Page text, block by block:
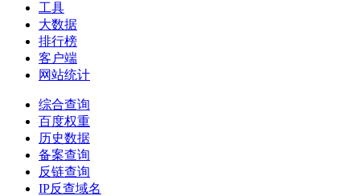
工具
大数据
排行榜
客户端
网站统计
综合查询
百度权重
历史数据
备案查询
反链查询
IP反查域名